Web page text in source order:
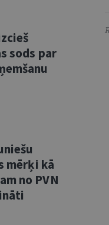
sods par
mērķi kā
no PVN